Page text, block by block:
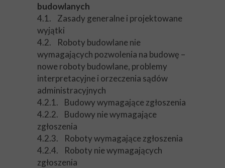
budowlanych
4.1. Zasady generalne i projektowane
wyjątki
4.2. Roboty budowlane nie
wymagających pozwolenia na budowę –
nowe roboty budowlane, problemy
interpretacyjne i orzeczenia sądów
administracyjnych
4.2.1. Budowy wymagające zgłoszenia
4.2.2. Budowy nie wymagające
zgłoszenia
4.2.3. Roboty wymagające zgłoszenia
4.2.4. Roboty nie wymagających
zgłoszenia